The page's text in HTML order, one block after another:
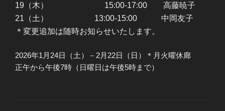
19（木） 15:00-17:00 高藤暁子
21（土） 13:00-15:00 中岡友子
＊変更追加は随時お知らせいたします。
2026年1月24日（土）－2月22日（日）＊月火曜休廊
正午から午後7時（日曜日は午後5時まで）